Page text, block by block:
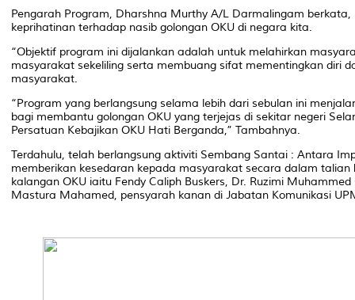
Pengarah Program, Dharshna Murthy A/L Darmalingam
keprihatinan terhadap nasib golongan OKU di negara kita.
“Objektif program ini dijalankan adalah untuk melahirkan
masyarakat sekeliling serta membuang sifat mementingkan diri
masyarakat.
“Program yang berlangsung selama lebih dari sebulan ini
bagi membantu golongan OKU yang terjejas di sekitar negeri
Persatuan Kebajikan OKU Hati Berganda,” Tambahnya.
Terdahulu, telah berlangsung aktiviti Sembang Santai : Antara
memberikan kesedaran kepada masyarakat secara dalam
kalangan OKU iaitu Fendy Caliph Buskers, Dr. Ruzimi
Mastura Mahamed, pensyarah kanan di Jabatan Komunikasi